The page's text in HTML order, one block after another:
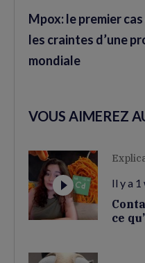
Mpox: le premier
les craintes d’une
mondiale
VOUS AIMEREZ
Il y a 1
ce